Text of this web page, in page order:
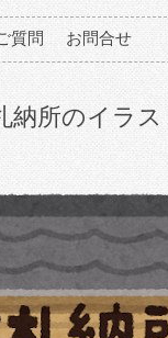
質問 お問合せ
納所のイラス